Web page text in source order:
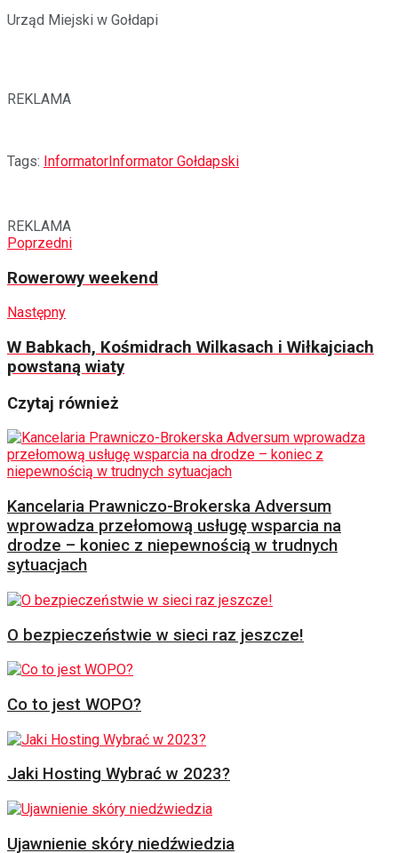
Urząd Miejski w Gołdapi
REKLAMA
Tags: InformatorInformator Gołdapski
REKLAMA
Poprzedni
Rowerowy weekend
Następny
W Babkach, Kośmidrach Wilkasach i Wiłkajciach
powstaną wiaty
Czytaj również
Kancelaria Prawniczo-Brokerska Adversum
wprowadza przełomową usługę wsparcia na
drodze – koniec z niepewnością w trudnych
sytuacjach
O bezpieczeństwie w sieci raz jeszcze!
Co to jest WOPO?
Jaki Hosting Wybrać w 2023?
Ujawnienie skóry niedźwiedzia